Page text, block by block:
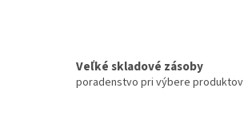
Veľké skladové zásoby
poradenstvo pri výbere produktov